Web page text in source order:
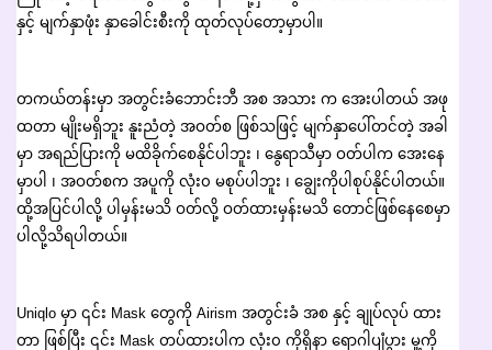
နှင့် မျက်နှာဖုံး နှာခေါင်းစီးကို ထုတ်လုပ်တော့မှာပါ။
တကယ်တန်းမှာ အတွင်းခံဘောင်းဘီ အစ အသား က အေးပါတယ် အဖု
ထတာ မျိုးမရှိဘူး နူးညံတဲ့ အဝတ်စ ဖြစ်သဖြင့် မျက်နှာပေါ်တင်တဲ့ အခါ
မှာ အရည်ပြားကို မထိခိုက်စေနိုင်ပါဘူး ၊ နွေရာသီမှာ ဝတ်ပါက အေးနေ
မှာပါ ၊ အဝတ်စက အပူကို လုံး၀ မစုပ်ပါဘူး ၊ ချွေးကိုပါစုပ်နိုင်ပါတယ်။
ထို့အပြင်ပါလို့ ပါမှန်းမသိ ဝတ်လို့ ဝတ်ထားမှန်းမသိ တောင်ဖြစ်နေစေမှာ
ပါလို့သိရပါတယ်။
Uniqlo မှာ ၎င်း Mask တွေကို Airism အတွင်းခံ အစ နှင့် ချုပ်လုပ် ထား
တာ ဖြစ်ပြီး ၎င်း Mask တပ်ထားပါက လုံး၀ ကိုရိုနာ ရောဂါပျံပွား မှု့ကို